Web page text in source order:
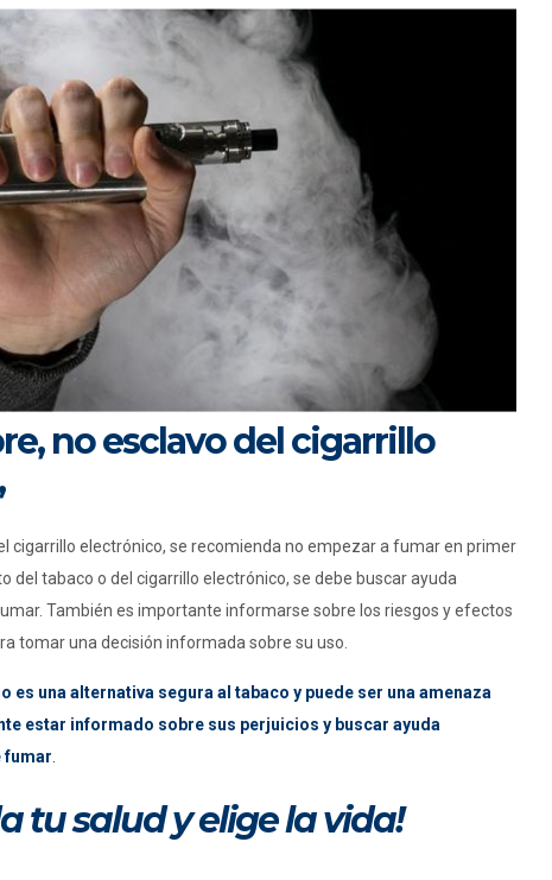
no esclavo del cigarrillo
cigarrillo electrónico, se recomienda no empezar a fumar en primer
del tabaco o del cigarrillo electrónico, se debe buscar ayuda
También es importante informarse sobre los riesgos y efectos
tomar una decisión informada sobre su uso.
es una alternativa segura al tabaco y puede ser una amenaza
estar informado sobre sus perjuicios y buscar ayuda
fumar
tu salud y elige la vida!